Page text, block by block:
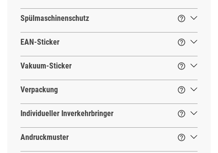

Spülmaschinenschutz

EAN-Sticker

Vakuum-Sticker

Verpackung

Individueller Inverkehrbringer

Andruckmuster